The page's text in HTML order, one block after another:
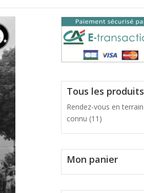
Tous les produits
Rendez-vous en terrain
connu (11)
Mon panier